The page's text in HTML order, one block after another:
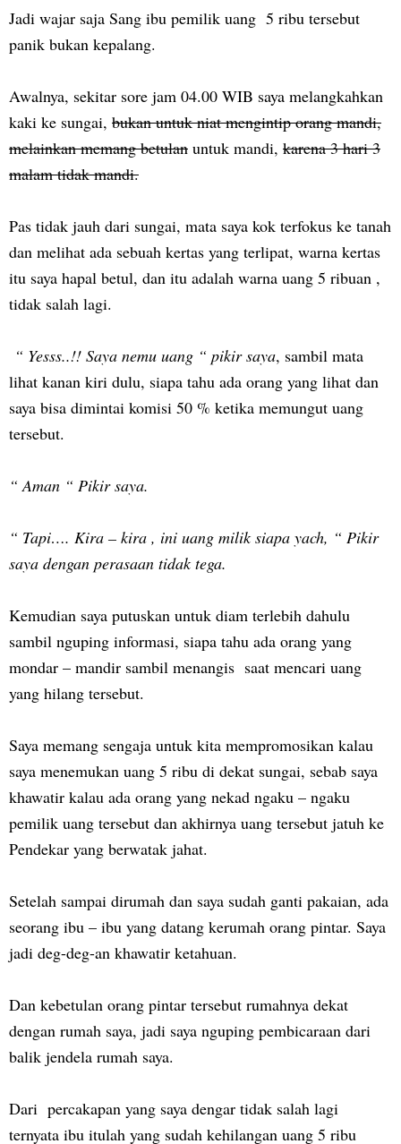
Jadi wajar saja Sang ibu pemilik uang 5 ribu tersebut
panik bukan kepalang.
Awalnya, sekitar sore jam 04.00 WIB saya melangkahkan
kaki ke sungai, bukan untuk niat mengintip orang mandi,
melainkan memang betulan untuk mandi, karena 3 hari 3
malam tidak mandi.
Pas tidak jauh dari sungai, mata saya kok terfokus ke tanah
dan melihat ada sebuah kertas yang terlipat, warna kertas
itu saya hapal betul, dan itu adalah warna uang 5 ribuan ,
tidak salah lagi.
“ Yesss..!! Saya nemu uang “ pikir saya, sambil mata
lihat kanan kiri dulu, siapa tahu ada orang yang lihat dan
saya bisa dimintai komisi 50 % ketika memungut uang
tersebut.
“ Aman “ Pikir saya.
“ Tapi…. Kira – kira , ini uang milik siapa yach, “ Pikir
saya dengan perasaan tidak tega.
Kemudian saya putuskan untuk diam terlebih dahulu
sambil nguping informasi, siapa tahu ada orang yang
mondar – mandir sambil menangis saat mencari uang
yang hilang tersebut.
Saya memang sengaja untuk kita mempromosikan kalau
saya menemukan uang 5 ribu di dekat sungai, sebab saya
khawatir kalau ada orang yang nekad ngaku – ngaku
pemilik uang tersebut dan akhirnya uang tersebut jatuh ke
Pendekar yang berwatak jahat.
Setelah sampai dirumah dan saya sudah ganti pakaian, ada
seorang ibu – ibu yang datang kerumah orang pintar. Saya
jadi deg-deg-an khawatir ketahuan.
Dan kebetulan orang pintar tersebut rumahnya dekat
dengan rumah saya, jadi saya nguping pembicaraan dari
balik jendela rumah saya.
Dari percakapan yang saya dengar tidak salah lagi
ternyata ibu itulah yang sudah kehilangan uang 5 ribu